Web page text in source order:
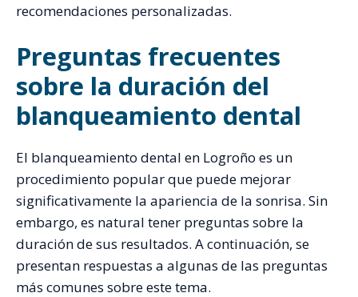
recomendaciones personalizadas.
Preguntas frecuentes
sobre la duración del
blanqueamiento dental
El blanqueamiento dental en Logroño es un
procedimiento popular que puede mejorar
significativamente la apariencia de la sonrisa. Sin
embargo, es natural tener preguntas sobre la
duración de sus resultados. A continuación, se
presentan respuestas a algunas de las preguntas
más comunes sobre este tema.